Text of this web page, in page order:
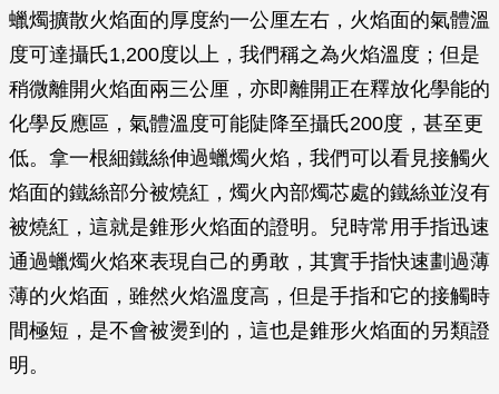
蠟燭擴散火焰面的厚度約一公厘左右，火焰面的氣體溫
度可達攝氏1,200度以上，我們稱之為火焰溫度；但是
稍微離開火焰面兩三公厘，亦即離開正在釋放化學能的
化學反應區，氣體溫度可能陡降至攝氏200度，甚至更
低。拿一根細鐵絲伸過蠟燭火焰，我們可以看見接觸火
焰面的鐵絲部分被燒紅，燭火內部燭芯處的鐵絲並沒有
被燒紅，這就是錐形火焰面的證明。兒時常用手指迅速
通過蠟燭火焰來表現自己的勇敢，其實手指快速劃過薄
薄的火焰面，雖然火焰溫度高，但是手指和它的接觸時
間極短，是不會被燙到的，這也是錐形火焰面的另類證
明。